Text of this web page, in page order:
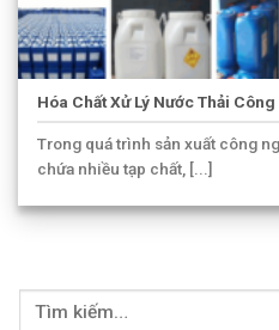
Hóa Chất Xử Lý Nước Thải
Trong quá trình sản xuất công
chứa nhiều tạp chất, [...]